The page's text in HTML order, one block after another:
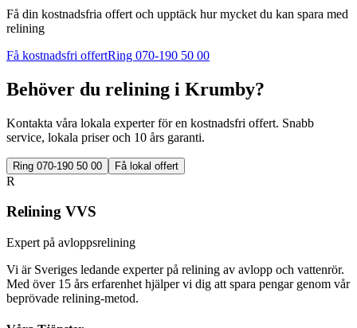
Få din kostnadsfria offert och upptäck hur mycket du kan spara med
relining
Få kostnadsfri offertRing 070-190 50 00
Behöver du relining i Krumby?
Kontakta våra lokala experter för en kostnadsfri offert. Snabb
service, lokala priser och 10 års garanti.
Ring 070-190 50 00 Få lokal offert
R
Relining VVS
Expert på avloppsrelining
Vi är Sveriges ledande experter på relining av avlopp och vattenrör.
Med över 15 års erfarenhet hjälper vi dig att spara pengar genom vår
beprövade relining-metod.